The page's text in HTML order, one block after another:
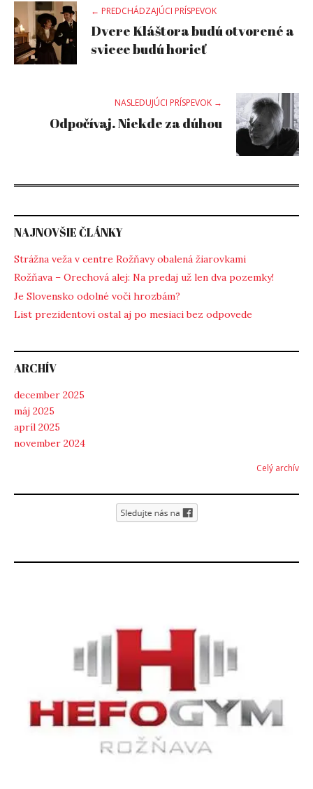
Post
navigation
← PREDCHÁDZAJÚCI PRÍSPEVOK
Dvere Kláštora budú otvorené a
sviece budú horieť
NASLEDUJÚCI PRÍSPEVOK →
Odpočívaj. Niekde za dúhou
NAJNOVŠIE ČLÁNKY
Strážna veža v centre Rožňavy obalená žiarovkami
Rožňava – Orechová alej: Na predaj už len dva pozemky!
Je Slovensko odolné voči hrozbám?
List prezidentovi ostal aj po mesiaci bez odpovede
ARCHÍV
december 2025
máj 2025
apríl 2025
november 2024
Celý archív